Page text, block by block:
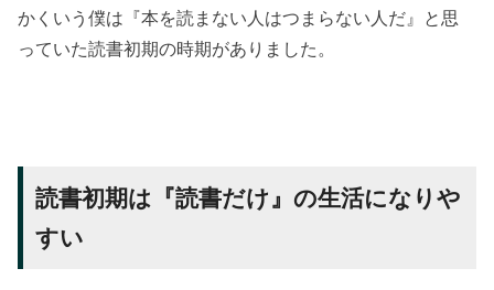
かくいう僕は『本を読まない人はつまらない人だ』と思
っていた読書初期の時期がありました。
読書初期は『読書だけ』の生活になりや
すい